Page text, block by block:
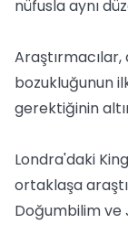
nüfusla aynı
bozukluğunun
gerektiğinin
Londra'daki
ortaklaşa
Doğumbilim ve